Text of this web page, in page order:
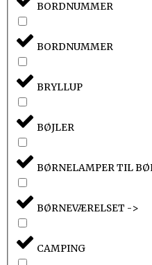
BORDNUMMER
BORDNUMMER
BRYLLUP
BØJLER
BØRNELAMPER TIL
BØRNEVÆRELSET ->
CAMPING